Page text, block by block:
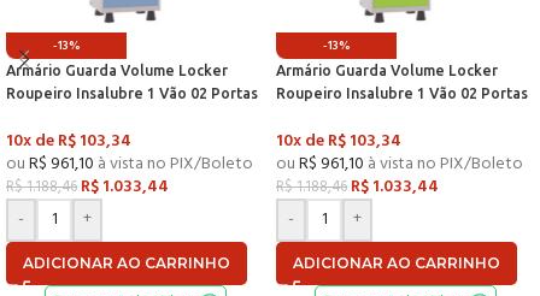
-13%
Armário Guarda Volume Locker
Roupeiro Insalubre 1 Vão 02 Portas
Cinza e Azul Dali – Pandin
10x deR$103,34
ouR$ 961,10 à vista no PIX/Boleto
R$1.188,46 R$1.033,44
-
+
ADICIONAR AO CARRINHO
-13%
Armário Guarda Volume Locker
Roupeiro Insalubre 1 Vão 02 Portas
Cinza e Verde Miró – Pandin
10x deR$103,34
ouR$ 961,10 à vista no PIX/Boleto
R$1.188,46 R$1.033,44
-
+
ADICIONAR AO CARRINHO